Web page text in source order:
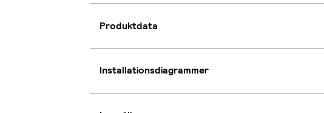
Produktdata
Installationsdiagrammer